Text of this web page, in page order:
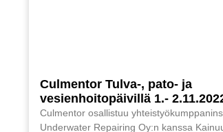
Culmentor Tulva-, pato- ja
vesienhoitopäivillä 1.-
Culmentor osallistuu
Underwater Repairing Oy:n kanssa